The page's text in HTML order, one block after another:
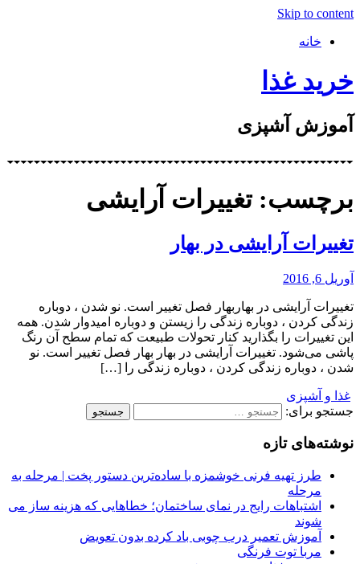
Skip to content
خانه
خرید غذا
آموزش آشپزی
برچسب: تغییرات آرایشی
تغییرات آرایشی در بهار
آوریل 6, 2016
تغییرات آرایشی در بهاربهار فصل تغییر است. نو شدن ، دوباره
زندگی کردن ، دوباره زندگی را زیستن و دوباره امیدوار شدن. همه
این تغییرات را بگذارید کنار تحولات طبیعت که تمام سطح آن رنگ
پاشی می‌شود. تغییرات آرایشی در بهار بهار فصل تغییر است. نو
شدن ، دوباره زندگی کردن ، دوباره زندگی را […]
غذا و آشپزی
جستجو برای:
نوشته‌های تازه
طرز تهیه فرنی خوشمزه با ساده‌ترین دستور پخت | مرحله به
مرحله
اشتباهات رایج در نمای ساختمان؛ خطاهایی که هزینه ساز می
شوند
آموزش تعمیر درب چوبی باد کرده بدون تعویض
مربا توت فرنگی